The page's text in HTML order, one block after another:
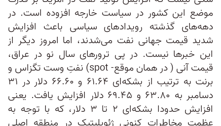
موضع این کشور در سیاست خارجه افزوده است. در
دهه‌های گذشته رویدادهای سیاسی باعث افزایش
شدید قیمت جهانی نفت می‌شدند، اما امروز دیگر از
این خبرها نیست. در پی ترورهای سال نو در عراق،
قیمت آنی ( در همان موقع- spot) نفتِ وست تگزاس و
برنت به ترتیب از بشکه‌ای ۶۱.۶۴ و ۶۶.۶۰ دلار در ۳۱
دسامبر به ۶۳.۸۰ و ۶۹.۴۵ دلار افزایش یافت. یعنی
افزایش حدودا بشکه‌ای ۲ تا ۳ دلار، که با توجه به